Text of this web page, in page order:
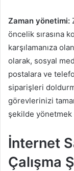
Zaman yönetimi:
öncelik sırasına
karşılamanıza
olarak, sosyal
postalara ve
siparişleri
görevlerinizi
şekilde yönetmek
İnternet
Çalışma